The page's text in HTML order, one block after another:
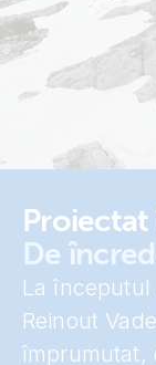
XS
SmartShunt
Proiectat
De
La
Reinout
împrumutat,